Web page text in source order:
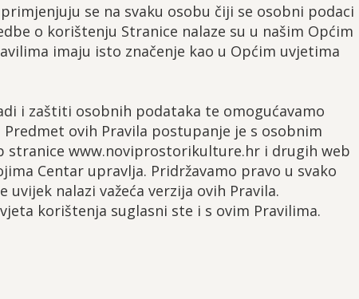
se na svaku osobu čiji se osobni podaci
o korištenju Stranice nalaze su u našim Općim
imaju isto značenje kao u Općim uvjetima
i zaštiti osobnih podataka te omogućavamo
ovih Pravila postupanje je s osobnim
www.noviprostorikulture.hr i drugih web
Centar upravlja. Pridržavamo pravo u svako
nalazi važeća verzija ovih Pravila.
korištenja suglasni ste i s ovim Pravilima.